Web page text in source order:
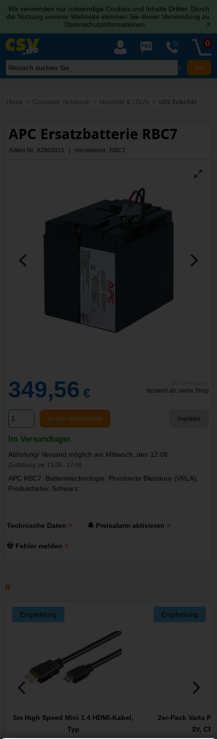
Wir verwenden nur notwendige Cookies und Inhalte Dritter. Durch
die Nutzung unserer Webseite stimmen Sie dieser Verwendung zu.
Datenschutzinformationen
[x]
X
0
Home Computer, Notebook Netzteile & USVs USV Zubehör
APC Ersatzbatterie RBC7
Artikel-Nr.: A2803015 | Herstellernr.: RBC7
349,56 € Versand ab: siehe Shop
in den Warenkorb merken
Im Versandlager
Abholung/ Versand möglich am Mittwoch, den 12.08
Zustellung zw. 13.08 - 17.08
APC RBC7. Batterietechnologie: Plombierte Bleisäure (VRLA),
Produktfarbe: Schwarz
Technische Daten 🔔 Preisalarm aktivieren
💀 Fehler melden
Empfehlung
5m High Speed Mini 1.4 HDMI-Kabel,
Typ
Empfehlung
2er-Pack Varta
3V,